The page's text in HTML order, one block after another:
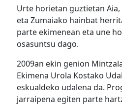
Urte horietan guztietan
eta Zumaiako hainbat
parte ekimenean eta une
osasuntsu dago.
2009an ekin genion
Ekimena Urola Kostako
eskualdeko udalena da.
jarraipena egiten parte